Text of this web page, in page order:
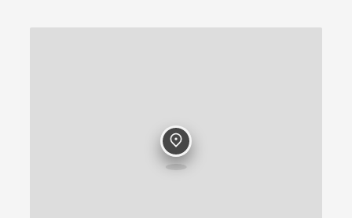
Contact